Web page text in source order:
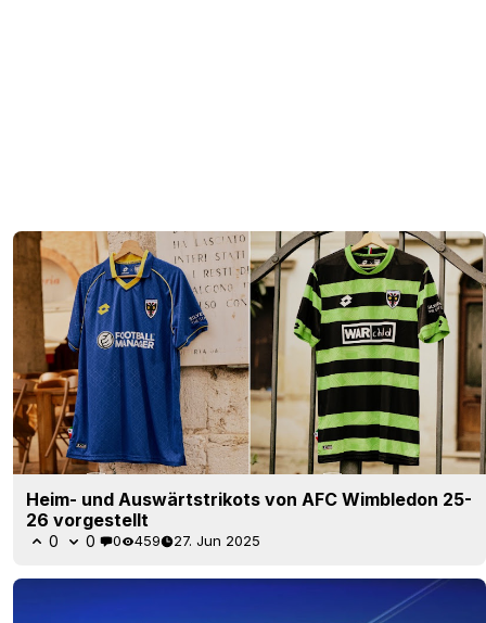
Heim- und Auswärtstrikots von AFC Wimbledon 25-
26 vorgestellt
0 0 0 459 27. Jun 2025